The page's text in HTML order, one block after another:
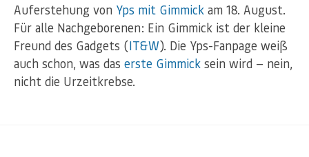
Auferstehung von Yps mit Gimmick am 18. August.
Für alle Nachgeborenen: Ein Gimmick ist der kleine
Freund des Gadgets (IT&W). Die Yps-Fanpage weiß
auch schon, was das erste Gimmick sein wird — nein,
nicht die Urzeitkrebse.